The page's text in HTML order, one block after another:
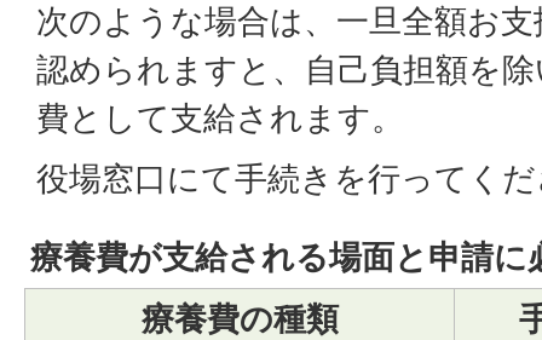
次のような場合は、一旦全額お
認められますと、自己負担額を
費として支給されます。
役場窓口にて手続きを行ってく
療養費が支給される場面と申請に
療養費の種類